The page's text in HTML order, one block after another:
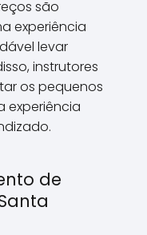
são
experiência
levar
instrutores
os pequenos
experiência
de